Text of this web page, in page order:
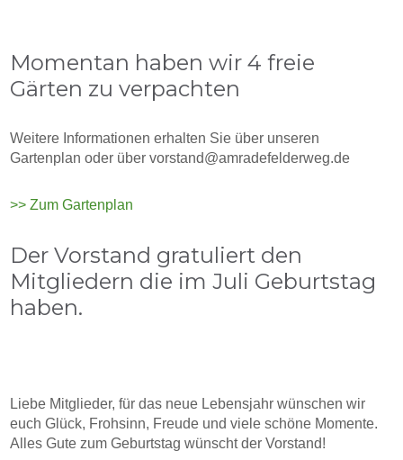
Momentan haben wir 4 freie
Gärten zu verpachten
Weitere Informationen erhalten Sie über unseren
Gartenplan oder über vorstand@amradefelderweg.de
>> Zum Gartenplan
Der Vorstand gratuliert den
Mitgliedern die im Juli Geburtstag
haben.
Liebe Mitglieder, für das neue Lebensjahr wünschen wir
euch Glück, Frohsinn, Freude und viele schöne Momente.
Alles Gute zum Geburtstag wünscht der Vorstand!